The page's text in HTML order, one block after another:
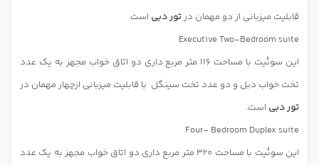
قابلیت میزبانی از دو مهمان در تور دبی است.
Executive Two-Bedroom suite
این سوئیت با مساحت 116 متر مربع داری دو اتاق خواب مجهز به یک عدد
تخت خواب دبل و دو عدد تخت سینگل با قابلیت میزبانی ازچهار مهمان در
تور دبی است.
Four- Bedroom Duplex suite
این سوئیت با مساحت 320 متر مربع داری دو اتاق خواب مجهز به یک عدد